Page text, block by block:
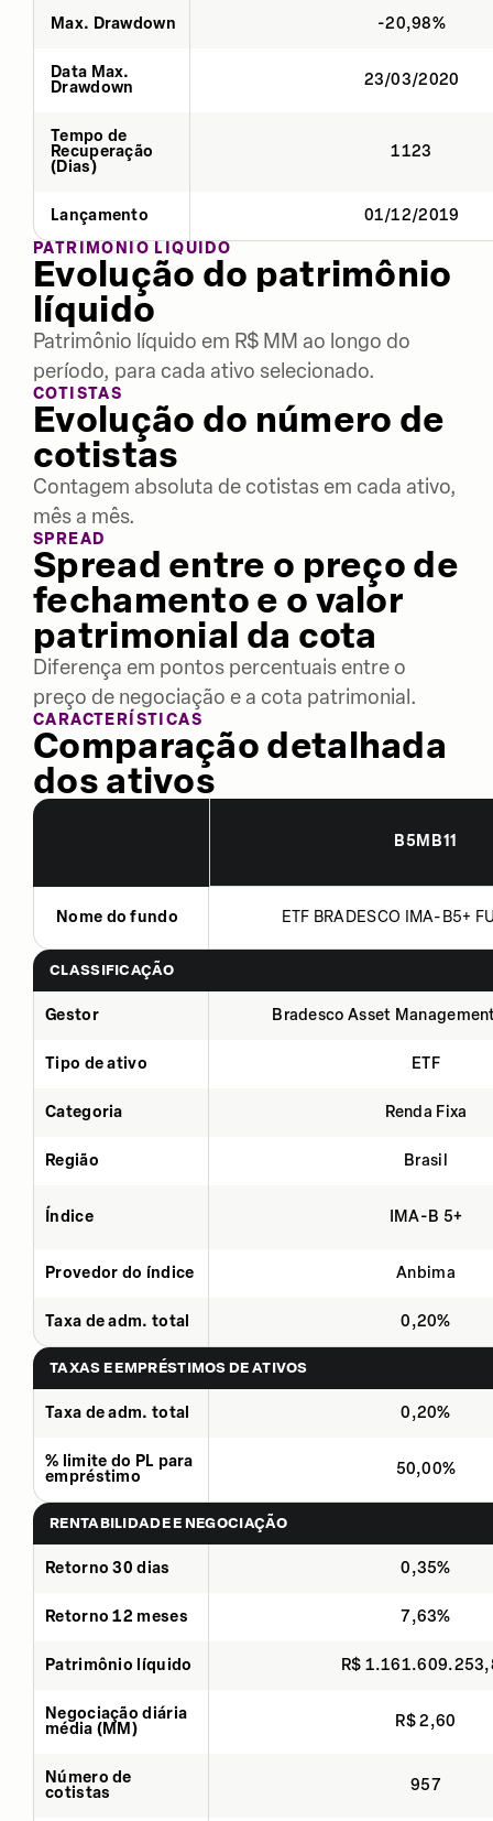
Max. Drawdown -20,98%
Data Max.
Drawdown
23/03/2020
Tempo de
Recuperação
(Dias)
1123
Lançamento
01/12/2019
PATRIMÔNIO LÍQUIDO
Evolução do patrimônio
líquido
Patrimônio líquido em R$ MM ao longo do
período, para cada ativo selecionado.
COTISTAS
Evolução do número de
cotistas
Contagem absoluta de cotistas em cada ativo,
mês a mês.
SPREAD
Spread entre o preço de
fechamento e o valor
patrimonial da cota
Diferença em pontos percentuais entre o
preço de negociação e a cota patrimonial.
CARACTERÍSTICAS
Comparação detalhada
dos ativos
B5MB11
Nome do fundo ETF BRADESCO IMA-B5+
CLASSIFICAÇÃO
Gestor Bradesco Asset
Tipo de ativo ETF
Categoria Renda Fixa
Região Brasil
Índice IMA-B 5+
Provedor do índice Anbima
Taxa de adm. total 0,20%
TAXAS E EMPRÉSTIMOS DE ATIVOS
Taxa de adm. total 0,20%
% limite do PL para
empréstimo
50,00%
RENTABILIDADE E NEGOCIAÇÃO
Retorno 30 dias 0,35%
Retorno 12 meses 7,63%
Patrimônio líquido R$
Negociação diária
média (MM)
R$ 2,60
Número de
cotistas
957